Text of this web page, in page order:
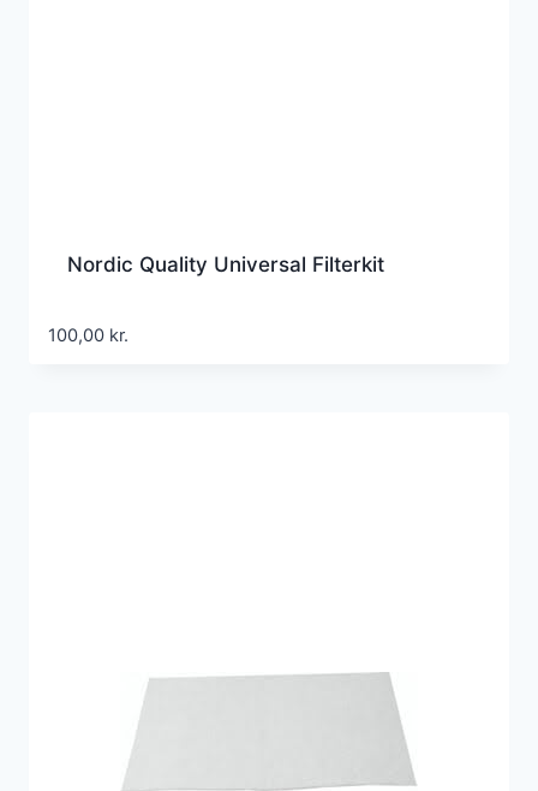
Nordic Quality Universal Filterkit
100,00 kr.